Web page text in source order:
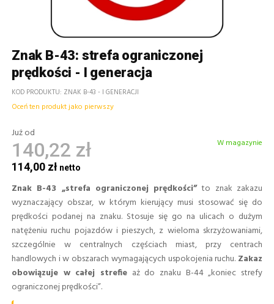
Znak B-43: strefa ograniczonej
prędkości - I generacja
KOD PRODUKTU ZNAK B-43 - I GENERACJI
Oceń ten produkt jako pierwszy
Już od
140,22 zł
114,00 zł
W magazynie
Znak B-43 „strefa ograniczonej prędkości”to znak zakazu
wyznaczający obszar, w którym kierujący musi stosować się do
prędkości podanej na znaku. Stosuje się go na ulicach o dużym
natężeniu ruchu pojazdów i pieszych, z wieloma skrzyżowaniami,
szczególnie w centralnych częściach miast, przy centrach
handlowych i w obszarach wymagających uspokojenia ruchu. Zakaz
obowiązuje w całej strefie aż do znaku B-44 „koniec strefy
ograniczonej prędkości”.